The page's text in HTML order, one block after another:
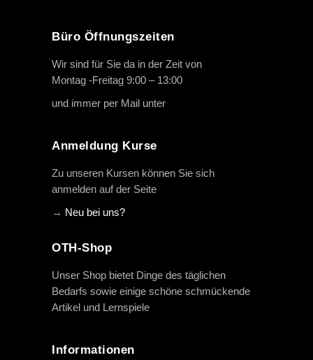
Büro Öffnungszeiten
Wir sind für Sie da in der Zeit von
Montag -Freitag 9:00 – 13:00
und immer per Mail unter
Anmeldung Kurse
Zu unseren Kursen können Sie sich
anmelden auf der Seite
→ Neu bei uns?
OTH-Shop
Unser Shop bietet Dinge des täglichen
Bedarfs sowie einige schöne schmückende
Artikel und Lernspiele
Informationen